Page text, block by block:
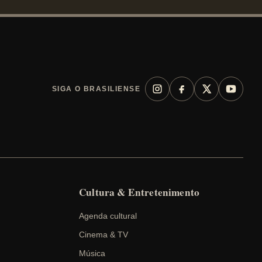
c
SIGA O BRASILIENSE
Cultura & Entretenimento
Agenda cultural
Cinema & TV
Música